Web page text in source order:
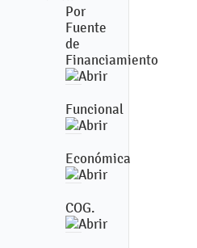
Por
Fuente
de
Financiamiento
Funcional
Económica
COG.